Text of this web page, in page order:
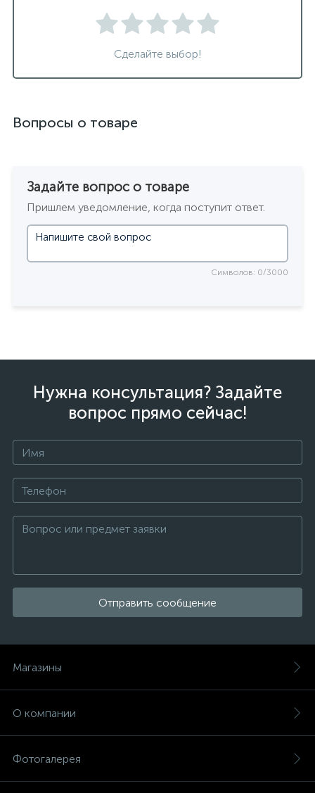
Сделайте выбор!
Вопросы о товаре
Задайте вопрос о товаре
Пришлем уведомление, когда поступит ответ.
Символов: 0/3000
Нужна консультация? Задайте
вопрос прямо сейчас!
Отправить сообщение
Магазины
О компании
Фотогалерея